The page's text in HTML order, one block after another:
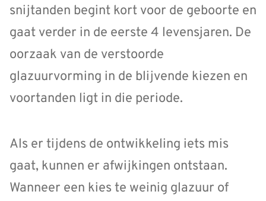
snijtanden begint kort voor de geboorte en
gaat verder in de eerste 4 levensjaren. De
oorzaak van de verstoorde
glazuurvorming in de blijvende kiezen en
voortanden ligt in die periode.
Als er tijdens de ontwikkeling iets mis
gaat, kunnen er afwijkingen ontstaan.
Wanneer een kies te weinig glazuur of